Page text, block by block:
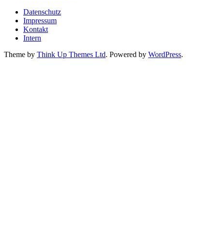
Datenschutz
Impressum
Kontakt
Intern
Theme by Think Up Themes Ltd. Powered by WordPress.